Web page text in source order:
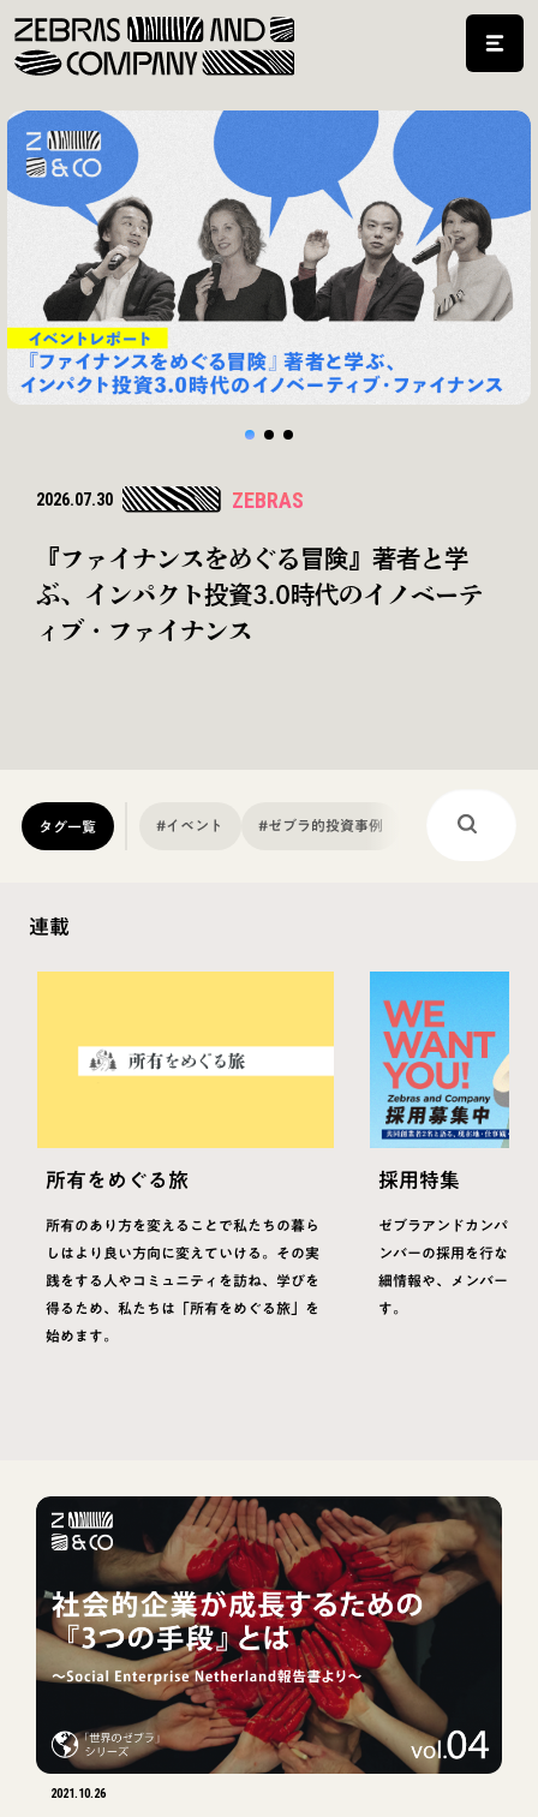
共創型社会環境デザインプログラム
『FUTURE LENS』2026年7月6日より第
2期募集を開始
2026.07.09 ZEBRAS
タグ一覧 #イベント #ゼブラ的投資事例 #兄姉ゼブラ
連載
所有をめぐる旅
所有のあり方を変えることで私たちの暮ら
しはより良い方向に変えていける。その実
践をする人やコミュニティを訪ね、学びを
得るため、私たちは「所有をめぐる旅」を
始めます。
採用特集
ゼブラアンドカンパニ
ンバーの採用を行なっ
細情報や、メンバーの
す。
2021.10.26